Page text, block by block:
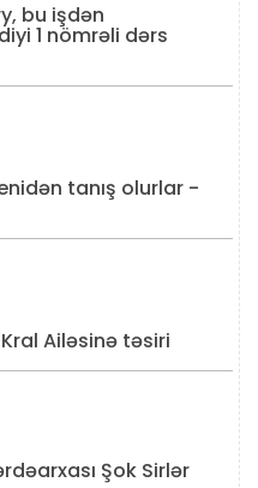
bu işdən
1 nömrəli dərs
tanış olurlar -
Ailəsinə təsiri
Şok Sirlər